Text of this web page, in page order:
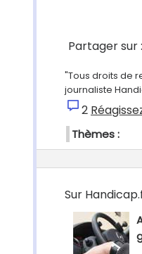
Partager sur :
"Tous droits de
journaliste
2
Thèmes :
Sur